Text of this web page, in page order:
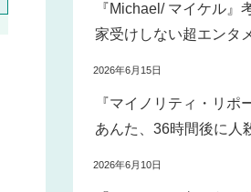
『Michael/ マイケル』
家受けしない超エンタ
2026年6月15日
『マイノリティ・リポ
あんた、36時間後に人
2026年6月10日